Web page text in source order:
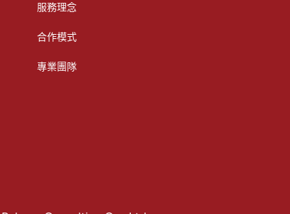
服務理念
合作模式
專業團隊